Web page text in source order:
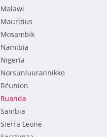
Malawi
Mauritius
Mosambik
Namibia
Nigeria
Norsunluurannikko
Réunion
Ruanda
Sambia
Sierra Leone